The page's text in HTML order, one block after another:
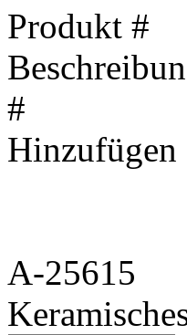
Produkt #
#
Hinzufügen
A-25615